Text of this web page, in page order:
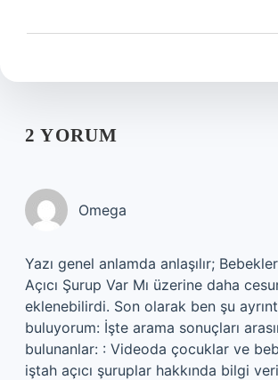
2 YORUM
Omega
Yazı genel anlamda anlaşılır;
Açıcı Şurup Var Mı üzerine daha
eklenebilirdi. Son olarak ben şu
buluyorum: İşte arama sonuçları
bulunanlar: : Videoda çocuklar ve
iştah açıcı şuruplar hakkında bilgi